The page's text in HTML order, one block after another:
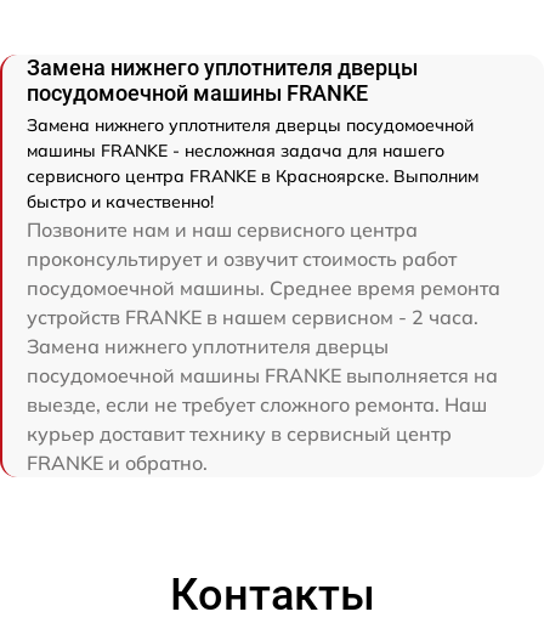
Замена нижнего уплотнителя дверцы
посудомоечной машины FRANKE
Замена нижнего уплотнителя дверцы посудомоечной
машины FRANKE - несложная задача для нашего
сервисного центра FRANKE в Красноярске. Выполним
быстро и качественно!
Позвоните нам и наш сервисного центра
проконсультирует и озвучит стоимость работ
посудомоечной машины. Среднее время ремонта
устройств FRANKE в нашем сервисном - 2 часа.
Замена нижнего уплотнителя дверцы
посудомоечной машины FRANKE выполняется на
выезде, если не требует сложного ремонта. Наш
курьер доставит технику в сервисный центр
FRANKE и обратно.
Контакты